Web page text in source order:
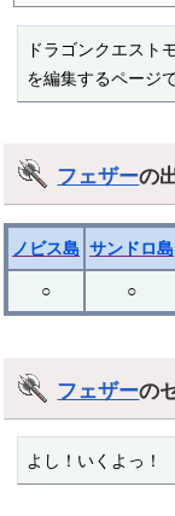
ドラゴンクエスト
を編集するページで
フェザーの
ノビス島 サンドロ島
○ ○
フェザーの
よし！いくよっ！